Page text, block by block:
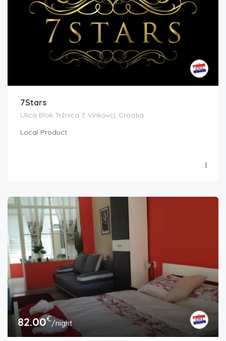
7Stars
Ulica Blok Tržnica 7, Vinkovci, Croatia
Local Product
82.00€/night